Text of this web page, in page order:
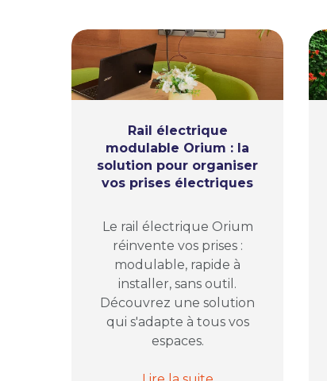
Rail électrique
modulable Orium : la
solution pour organiser
vos prises électriques
Le rail électrique Orium
réinvente vos prises :
modulable, rapide à
installer, sans outil.
Découvrez une solution
qui s'adapte à tous vos
espaces.